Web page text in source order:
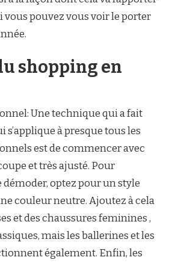
vous pouvez vous voir le porter
shopping en
Une technique qui a fait
s’applique à presque tous les
est de commencer avec
et très ajusté. Pour
démoder, optez pour un style
couleur neutre. Ajoutez à cela
et des chaussures feminines ,
mais les ballerines et les
également. Enfin, les